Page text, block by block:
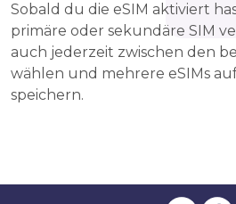
Sobald du die eSIM aktiviert
primäre oder sekundäre SIM
auch jederzeit zwischen den
wählen und mehrere eSIMs
speichern.